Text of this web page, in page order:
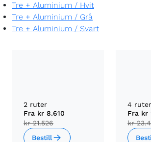
Tre + Aluminium / Hvit
Tre + Aluminium / Grå
Tre + Aluminium / Svart
2 ruter
Fra kr 8.610
kr 21.526
Bestill
4 ruter
Fra kr
kr